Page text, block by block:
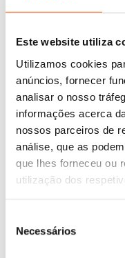
Este website utiliza
Utilizamos cookies
anúncios, fornecer
analisar o nosso
informações acerca
nossos parceiros de
análise, que as
que lhes forneceu ou
utilização dos
Necessários
20,95 €.